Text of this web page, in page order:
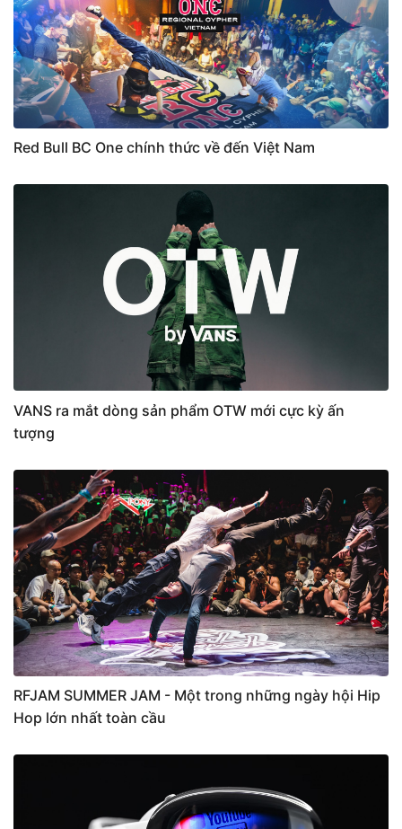
Red Bull BC One chính thức về đến Việt Nam
VANS ra mắt dòng sản phẩm OTW mới cực kỳ ấn
tượng
RFJAM SUMMER JAM - Một trong những ngày hội Hip
Hop lớn nhất toàn cầu